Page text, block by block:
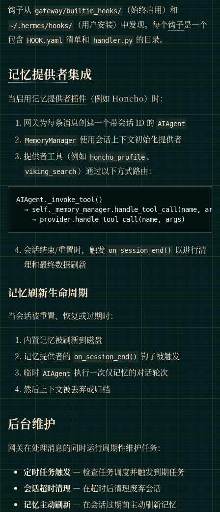
钩子从 gateway/builtin_hooks/（始终启用）和
~/.hermes/hooks/ （用户安装）中发现。每个钩子是一个
包含 HOOK.yaml 清单和 handler.py 的目录。
记忆提供者集成
当启用记忆提供者插件 （例如 Honcho）时：
网关为每条消息创建一个带会话 ID 的 AIAgent
MemoryManager 使用会话上下文初始化提供者
提供者工具（例如
honcho_profile 、
viking_search ）通过以下方式路由：
AIAgent._invoke_tool()
→ self._memory_manager.handle_tool_call(name,
    → provider.handle_tool_call(name, args)
会话结束/重置时，触发 on_session_end()
以进行清
理和最终数据刷新
记忆刷新生命周期
当会话被重置、恢复或过期时：
内置记忆被刷新到磁盘
记忆提供者的 on_session_end() 钩子被触发
临时 AIAgent 执行一次仅记忆的对话轮次
然后上下文被丢弃或归档
后台维护
网关在处理消息的同时运行周期性维护任务：
定时任务触发— 检查任务调度并触发到期任务
会话超时清理 — 在超时后清理废弃会话
记忆主动刷新— 在会话过期前主动刷新记忆